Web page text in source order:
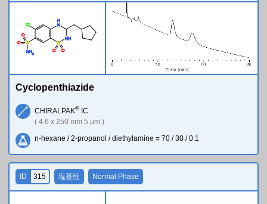
N
H
NH
S
Cl
O
O
S
NH2
O
O
Cyclopenthiazide
CHIRALPAK®IC
( 4.6 x 250 mm 5 µm )
n-hexane / 2-propanol / diethylamine = 70 / 30 / 0.1
ID 315 塩基性 Normal Phase